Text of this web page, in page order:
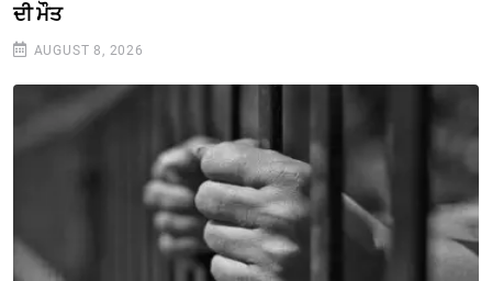
ਦੀ ਮੌਤ
AUGUST 8, 2026